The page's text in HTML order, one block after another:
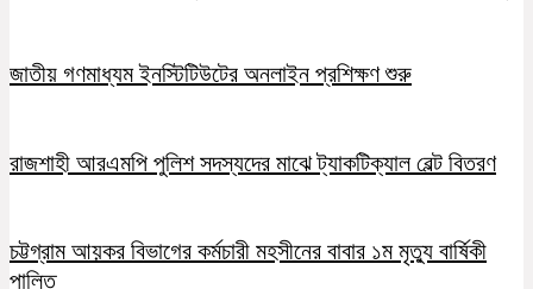
জাতীয় গণমাধ্যম ইনস্টিটিউটের অনলাইন প্রশিক্ষণ শুরু
রাজশাহী আরএমপি পুলিশ সদস্যদের মাঝে ট্যাকটিক্যাল বেল্ট বিতরণ
চট্টগ্রাম আয়কর বিভাগের কর্মচারী মহসীনের বাবার ১ম মৃত্যু বার্ষিকী
পালিত